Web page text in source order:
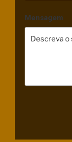
Mensagem